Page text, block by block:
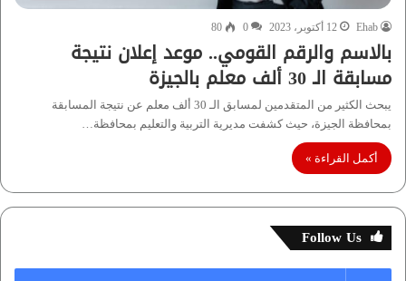
Ehab 12 أكتوبر، 2023 0
80
بالاسم والرقم القومي.. موعد إعلان نتيجة
مسابقة الـ 30 ألف معلم بالجيزة
يبحث الكثير من المتقدمين لمسابق الـ 30 ألف معلم عن نتيجة المسابقة
بمحافظة الجيزة، حيث كشفت مديرية التربية والتعليم بمحافظة…
أكمل القراءة »
Follow Us